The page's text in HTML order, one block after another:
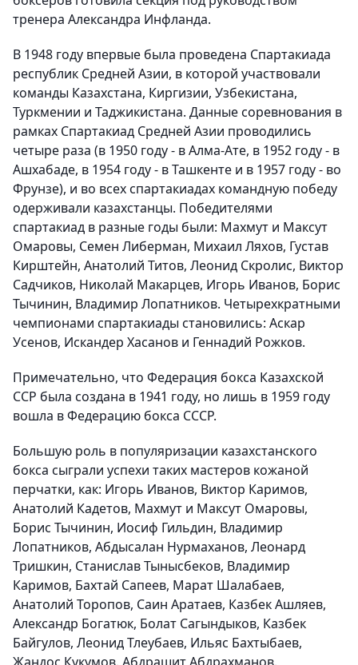
тренера Александра Инфланда.
В 1948 году впервые была проведена Спартакиада
республик Средней Азии, в которой участвовали
команды Казахстана, Киргизии, Узбекистана,
Туркмении и Таджикистана. Данные соревнования в
рамках Спартакиад Средней Азии проводились
четыре раза (в 1950 году - в Алма-Ате, в 1952 году - в
Ашхабаде, в 1954 году - в Ташкенте и в 1957 году - во
Фрунзе), и во всех спартакиадах командную победу
одерживали казахстанцы. Победителями
спартакиад в разные годы были: Махмут и Максут
Омаровы, Семен Либерман, Михаил Ляхов, Густав
Кирштейн, Анатолий Титов, Леонид Скролис, Виктор
Садчиков, Николай Макарцев, Игорь Иванов, Борис
Тычинин, Владимир Лопатников. Четырехкратными
чемпионами спартакиады становились: Аскар
Усенов, Искандер Хасанов и Геннадий Рожков.
Примечательно, что Федерация бокса Казахской
ССР была создана в 1941 году, но лишь в 1959 году
вошла в Федерацию бокса СССР.
Большую роль в популяризации казахстанского
бокса сыграли успехи таких мастеров кожаной
перчатки, как: Игорь Иванов, Виктор Каримов,
Анатолий Кадетов, Махмут и Максут Омаровы,
Борис Тычинин, Иосиф Гильдин, Владимир
Лопатников, Абдысалан Нурмаханов, Леонард
Тришкин, Станислав Тынысбеков, Владимир
Каримов, Бахтай Сапеев, Марат Шалабаев,
Анатолий Торопов, Саин Аратаев, Казбек Ашляев,
Александр Богатюк, Болат Сагындыков, Казбек
Байгулов, Леонид Тлеубаев, Ильяс Бахтыбаев,